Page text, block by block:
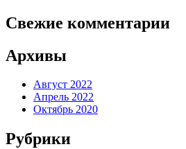
Свежие комментарии
Архивы
Август 2022
Апрель 2022
Октябрь 2020
Рубрики